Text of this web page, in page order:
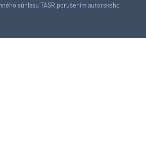
súhlasu TASR porušením autorského